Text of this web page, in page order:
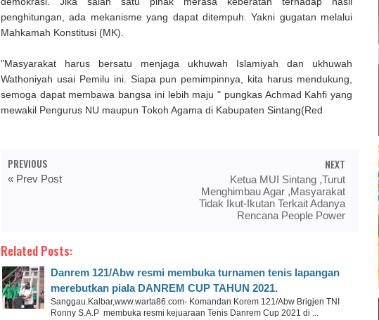
penghitungan, ada mekanisme yang dapat ditempuh. Yakni gugatan melalui
Mahkamah Konstitusi (MK).
"Masyarakat harus bersatu menjaga ukhuwah Islamiyah dan ukhuwah
Wathoniyah usai Pemilu ini. Siapa pun pemimpinnya, kita harus mendukung,
semoga dapat membawa bangsa ini lebih maju " pungkas Achmad Kahfi yang
mewakil Pengurus NU maupun Tokoh Agama di Kabupaten Sintang(Red
PREVIOUS
« Prev Post
NEXT
Ketua MUI Sintang ,Turut
Menghimbau Agar ,Masyarakat
Tidak Ikut-Ikutan Terkait Adanya
Rencana People Power
Related Posts:
Danrem 121/Abw resmi membuka turnamen tenis lapangan
merebutkan piala DANREM CUP TAHUN 2021.
Sanggau.Kalbar,www.warta86.com- Komandan Korem 121/Abw Brigjen TNI
Ronny S.A.P membuka resmi kejuaraan Tenis Danrem Cup 2021 di ...